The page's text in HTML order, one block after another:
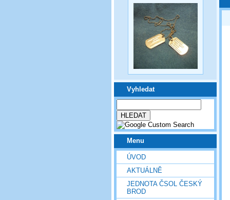
Vyhledat
Menu
ÚVOD
AKTUÁLNĚ
JEDNOTA ČSOL ČESKÝ
BROD